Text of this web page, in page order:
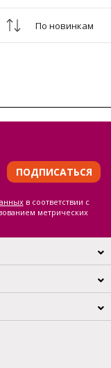
По новинкам
ПОДПИСАТЬСЯ
в соответствии с
метрических